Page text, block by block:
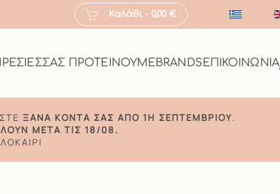
Καλάθι - 0,00 €
ΣΑΣ ΠΡΟΤΕΙΝΟΥΜΕBRANDSΕΠΙΚΟΙΝΩΝΙΑ
ΞΑΝΆ ΚΟΝΤΆ ΣΑΣ ΑΠΌ 1Η ΣΕΠΤΕΜΒΡΊΟΥ.
ΜΕΤΆ ΤΙΣ 18/08.